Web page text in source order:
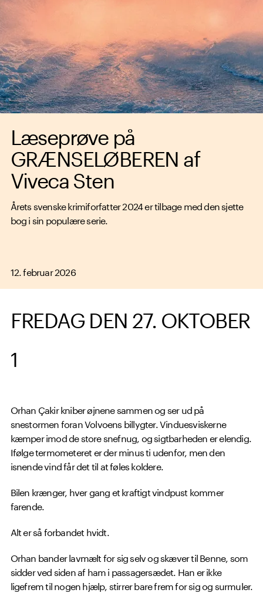
Læseprøve på
GRÆNSELØBEREN af
Viveca Sten
Årets svenske krimiforfatter 2024 er tilbage med den sjette
bog i sin populære serie.
12. februar 2026
FREDAG DEN 27. OKTOBER
1
Orhan Çakir kniber øjnene sammen og ser ud på
snestormen foran Volvoens billygter. Vinduesviskerne
kæmper imod de store snefnug, og sigtbarheden er elendig.
Ifølge termometeret er der minus ti udenfor, men den
isnende vind får det til at føles koldere.
Bilen krænger, hver gang et kraftigt vindpust kommer
farende.
Alt er så forbandet hvidt.
Orhan bander lavmælt for sig selv og skæver til Benne, som
sidder ved siden af ham i passagersædet. Han er ikke
ligefrem til nogen hjælp, stirrer bare frem for sig og surmuler.